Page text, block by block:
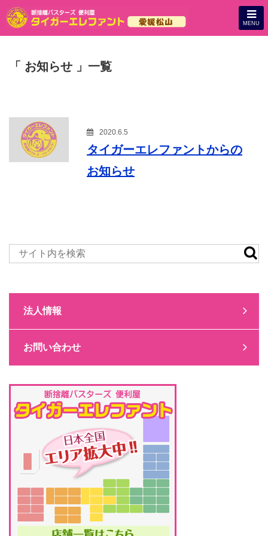
MENU
「 お知らせ 」一覧
2020.6.5
タイガーエレファントからの
お知らせ
法人情報
お問い合わせ